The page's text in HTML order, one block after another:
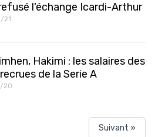
l'échange Icardi-Arthur
21
Hakimi : les salaires des
de la Serie A
20
Suivant »